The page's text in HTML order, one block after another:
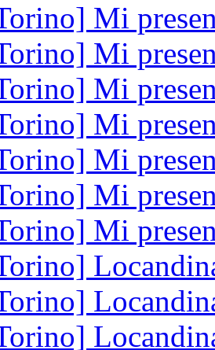
Mi
Mi
Mi
Mi
Mi
Mi
Mi